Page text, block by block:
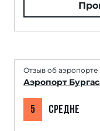
Отзыв об аэропорте
Аэропорт
5 СРЕДНЕ